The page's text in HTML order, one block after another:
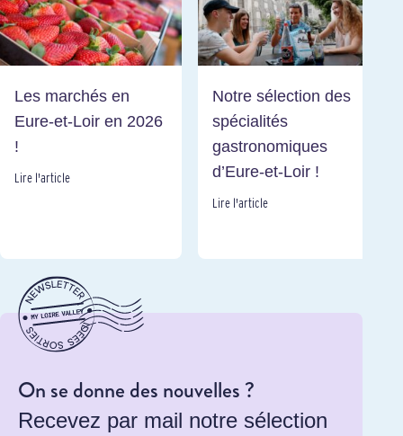
Les marchés en
Eure-et-Loir en 2026
!
Lire l'article
Notre sélection des
spécialités
gastronomiques
d’Eure-et-Loir !
Lire l'article
On se donne des nouvelles ?
Recevez par mail notre sélection